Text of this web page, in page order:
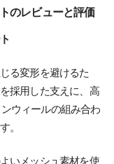
のレビューと評価
る変形を避けるた
採用した支えに、高
ウィールの組み合わ
。
いメッシュ素材を使